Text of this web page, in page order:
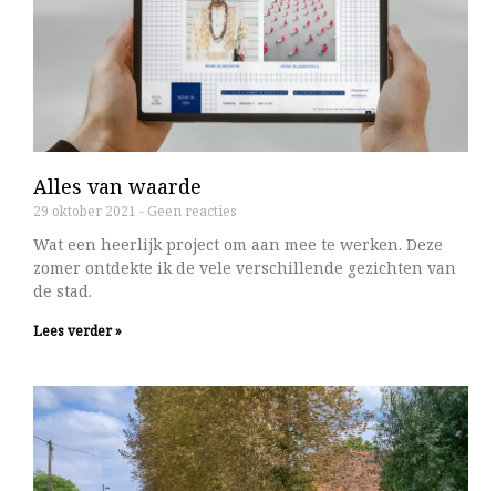
Alles van waarde
29 oktober 2021 Geen reacties
Wat een heerlijk project om aan mee te werken. Deze
zomer ontdekte ik de vele verschillende gezichten van
de stad.
Lees verder »